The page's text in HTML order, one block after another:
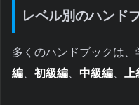
レベル別のハンド
多くのハンドブックは
編
初級編 中級編